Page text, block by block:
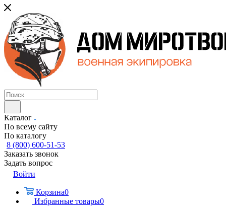
Каталог
По всему сайту
По каталогу
8 (800) 600-51-53
Заказать звонок
Задать вопрос
Войти
Корзина0
Избранные товары0